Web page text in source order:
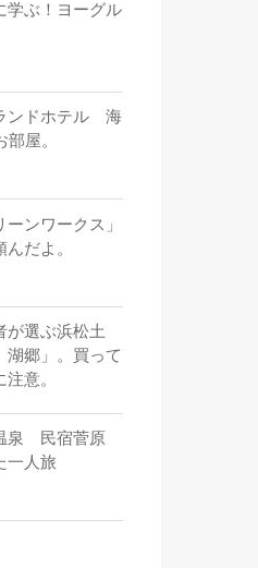
学ぶ！ヨーグル
ンドホテル 海
部屋。
ーンワークス」
だよ。
が選ぶ浜松土
郷」。買って
意。
温泉 民宿菅原
一人旅